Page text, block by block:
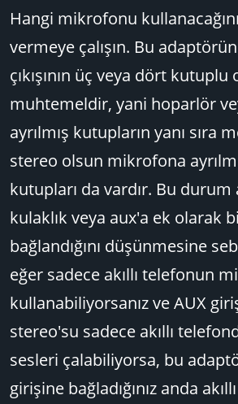
Hangi mikrofonu
vermeye çalışın. Bu
çıkışının üç veya dört kutuplu
muhtemeldir, yani hoparlör
ayrılmış kutupların yanı sıra
stereo olsun mikrofona
kutupları da vardır. Bu durum
kulaklık veya aux'a ek olarak
bağlandığını düşünmesine
eğer sadece akıllı telefonun
kullanabiliyorsanız ve AUX
stereo'su sadece akıllı
sesleri çalabiliyorsa, bu
girişine bağladığınız anda